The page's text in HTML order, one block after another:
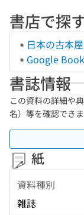
書店で探
日本の古本屋
Google
書誌情報
この資料の詳細や
名）等を確認できま
紙
資料種別
雑誌